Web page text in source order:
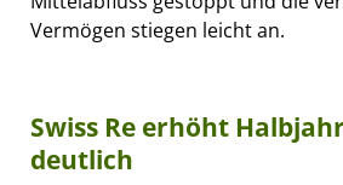
Vermögen stiegen leicht an.
Swiss Re erhöht
deutlich